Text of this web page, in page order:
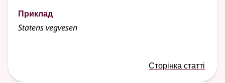
Приклад
Statens vegvesen
Сторінка статті